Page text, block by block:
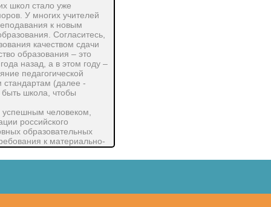
школ стало уже
У многих учителей
к новым
Согласитесь,
качеством сдачи
образования – это
назад, а в этом году –
педагогической
стандартам (далее -
школа, чтобы
человеком,
российского
образовательных
к материально-
процесса в
страны и обеспечение
характер,